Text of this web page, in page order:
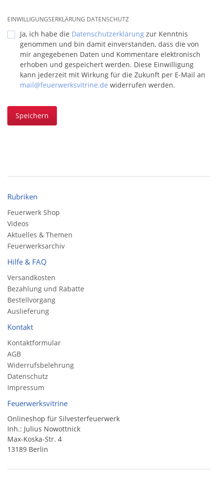
EINWILLIGUNGSERKLÄRUNG DATENSCHUTZ
Ja, ich habe die Datenschutzerklärung zur Kenntnis
genommen und bin damit einverstanden, dass die von
mir angegebenen Daten und Kommentare elektronisch
erhoben und gespeichert werden. Diese Einwilligung
kann jederzeit mit Wirkung für die Zukunft per E-Mail an
mail@feuerwerksvitrine.de widerrufen werden.
Speichern
Rubriken
Feuerwerk Shop
Videos
Aktuelles & Themen
Feuerwerksarchiv
Hilfe & FAQ
Versandkosten
Bezahlung und Rabatte
Bestellvorgang
Auslieferung
Kontakt
Kontaktformular
AGB
Widerrufsbelehrung
Datenschutz
Impressum
Feuerwerksvitrine
Onlineshop für Silvesterfeuerwerk
Inh.: Julius Nowottnick
Max-Koska-Str. 4
13189 Berlin